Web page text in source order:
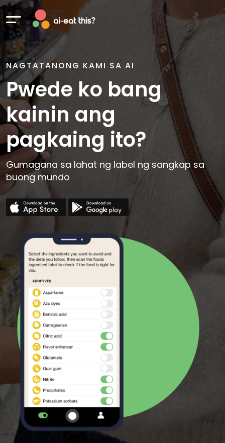
NAGTATANONG KAMI SA AI
Pwede ko bang
kainin ang
pagkaing ito?
Gumagana sa lahat ng label ng sangkap sa
buong mundo